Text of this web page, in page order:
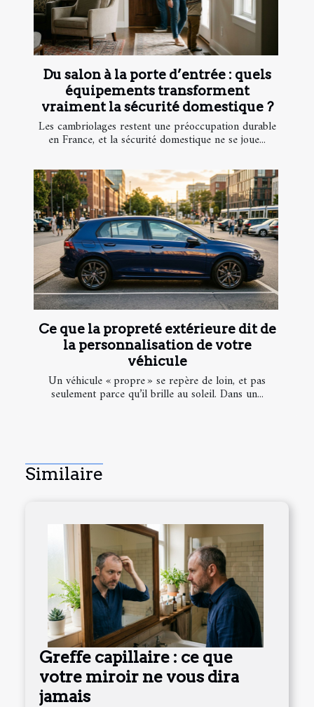
Du salon à la porte d’entrée : quels
équipements transforment
vraiment la sécurité domestique ?
Les cambriolages restent une préoccupation durable
en France, et la sécurité domestique ne se joue...
Ce que la propreté extérieure dit de
la personnalisation de votre
véhicule
Un véhicule « propre » se repère de loin, et pas
seulement parce qu’il brille au soleil. Dans un...
Similaire
Greffe capillaire : ce que
votre miroir ne vous dira
jamais